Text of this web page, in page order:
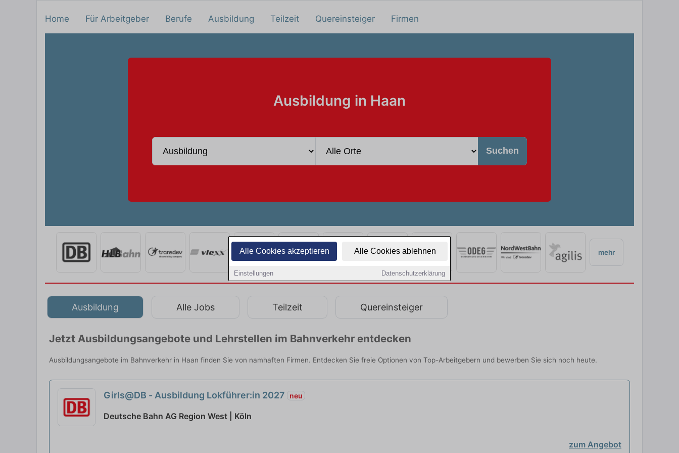
Alle Cookies akzeptieren Alle Cookies ablehnen
Einstellungen Datenschutzerklärung
Home Für Arbeitgeber Berufe Ausbildung Teilzeit Quereinsteiger Firmen
Ausbildung in Haan
Suchen
mehr
Ausbildung Alle Jobs Teilzeit Quereinsteiger
Jetzt Ausbildungsangebote und Lehrstellen im Bahnverkehr entdecken
Ausbildungsangebote im Bahnverkehr in Haan finden Sie von namhaften Firmen. Entdecken Sie freie Optionen von Top-Arbeitgebern und bewerben Sie sich noch heute.
Girls@DB - Ausbildung Lokführer:in 2027 neu
Deutsche Bahn AG Region West | Köln
zum Angebot